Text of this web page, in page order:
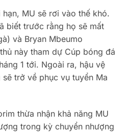
MU sẽ rơi vào thế khó.
biết trước rằng họ sẽ mất
và Bryan Mbeumo
này tham dự Cúp bóng đá
1 tới. Ngoài ra, hậu vệ
trở về phục vụ tuyển Ma
thừa nhận khả năng MU
trong kỳ chuyển nhượng